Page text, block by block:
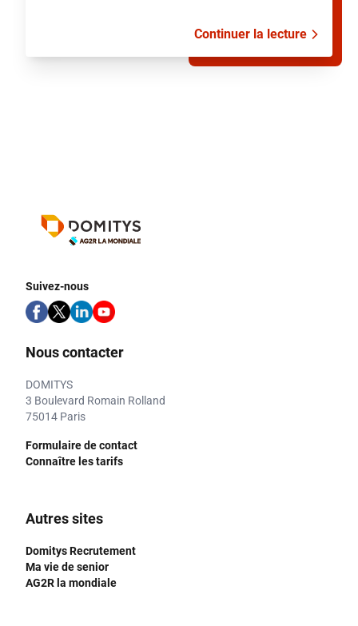
Continuer la lecture
Suivez-nous
Nous contacter
DOMITYS
3 Boulevard Romain Rolland
75014 Paris
Formulaire de contact
Connaître les tarifs
Autres sites
Domitys Recrutement
Ma vie de senior
AG2R la mondiale